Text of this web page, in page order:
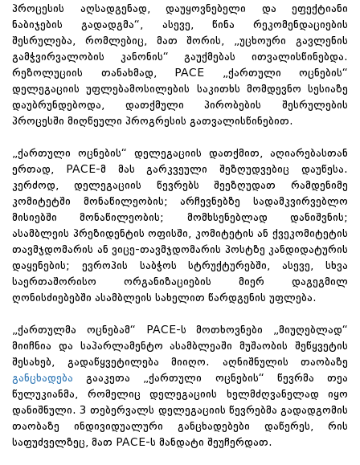
პროცესის აღსადგენად, დაუყოვნებელი და ეფექტიანი
ნაბიჯების გადადგმა“, ასევე, წინა რეკომენდაციების
შესრულება, რომლებიც, მათ შორის, „უცხოური გავლენის
გამჭვირვალობის კანონის“ გაუქმებას ითვალისწინებდა.
რეზოლუციის თანახმად, PACE „ქართული ოცნების“
დელეგაციის უფლებამოსილების საკითხს მომდევნო სესიაზე
დაუბრუნდებოდა, დათქმული პირობების შესრულების
პროცესში მიღწეული პროგრესის გათვალისწინებით.
„ქართული ოცნების“ დელეგაციის დათქმით, აღიარებასთან
ერთად, PACE-მ მას გარკვეული შეზღუდვებიც დაუწესა.
კერძოდ, დელეგაციის წევრებს შეეზღუდათ რამდენიმე
კომიტეტში მონაწილეობის; არჩევნებზე სადამკვირვებლო
მისიებში მონაწილეობის; მომხსენებლად დანიშვნის;
ასამბლეის პრეზიდენტის ოფისში, კომიტეტის ან ქვეკომიტეტის
თავმჯდომარის ან ვიცე-თავმჯდომარის პოსტზე კანდიდატურის
დაყენების; ევროპის საბჭოს სტრუქტურებში, ასევე, სხვა
საერთაშორისო ორგანიზაციების მიერ დაგეგმილ
ღონისძიებებში ასამბლეის სახელით წარდგენის უფლება.
„ქართულმა ოცნებამ“ PACE-ს მოთხოვნები „მიუღებლად“
მიიჩნია და საპარლამენტო ასამბლეაში მუშაობის შეწყვეტის
შესახებ, გადაწყვეტილება მიიღო. აღნიშნულის თაობაზე
განცხადება გააკეთა „ქართული ოცნების“ წევრმა თეა
წულუკიანმა, რომელიც დელეგაციის ხელმძღვანელად იყო
დანიშნული. 3 თებერვალს დელეგაციის წევრებმა გადადგომის
თაობაზე ინდივიდუალური განცხადებები დაწერეს, რის
საფუძველზეც, მათ PACE-ს მანდატი შეუჩერდათ.